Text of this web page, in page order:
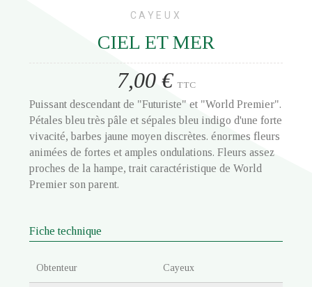
CAYEUX
CIEL ET MER
7,00 € TTC
Puissant descendant de "Futuriste" et "World Premier".
Pétales bleu très pâle et sépales bleu indigo d'une forte
vivacité, barbes jaune moyen discrètes. énormes fleurs
animées de fortes et amples ondulations. Fleurs assez
proches de la hampe, trait caractéristique de World
Premier son parent.
Fiche technique
Obtenteur Cayeux